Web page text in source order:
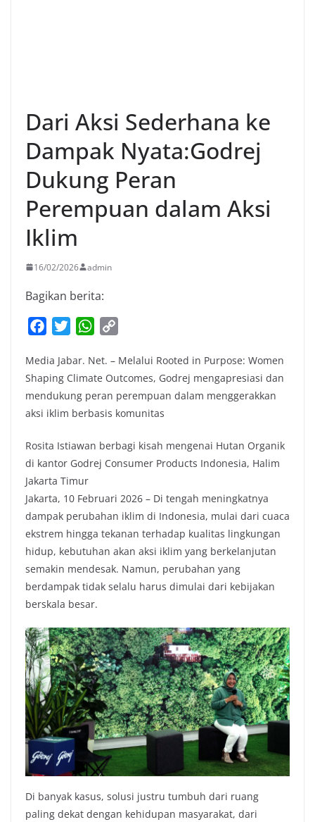
Dari Aksi Sederhana ke
Dampak Nyata:Godrej
Dukung Peran
Perempuan dalam Aksi
Iklim
16/02/2026 admin
Bagikan berita:
c
e
b
o
k
i
t
t
e
W
a
t
s
A
p
p
y
L
i
k
Media Jabar. Net. – Melalui Rooted in Purpose: Women
Shaping Climate Outcomes, Godrej mengapresiasi dan
mendukung peran perempuan dalam menggerakkan
aksi iklim berbasis komunitas
Rosita Istiawan berbagi kisah mengenai Hutan Organik
di kantor Godrej Consumer Products Indonesia, Halim
Jakarta Timur
Jakarta, 10 Februari 2026 – Di tengah meningkatnya
dampak perubahan iklim di Indonesia, mulai dari cuaca
ekstrem hingga tekanan terhadap kualitas lingkungan
hidup, kebutuhan akan aksi iklim yang berkelanjutan
semakin mendesak. Namun, perubahan yang
berdampak tidak selalu harus dimulai dari kebijakan
berskala besar.
Di banyak kasus, solusi justru tumbuh dari ruang
paling dekat dengan kehidupan masyarakat, dari